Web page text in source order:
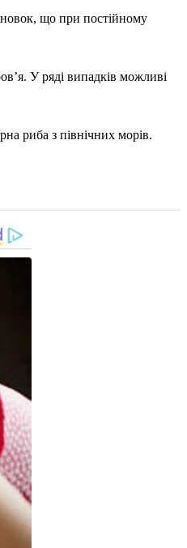
що при постійному
У ряді випадків можливі
риба з північних морів.